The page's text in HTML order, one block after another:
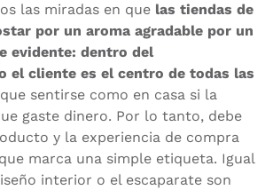
las miradas en que las tiendas de
por un aroma agradable por un
evidente: dentro del
el cliente es el centro de todas las
sentirse como en casa si la
gaste dinero. Por lo tanto, debe
y la experiencia de compra
marca una simple etiqueta. Igual
interior o el escaparate son